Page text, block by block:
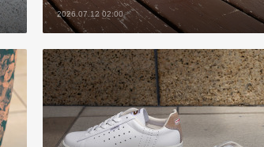
2026.07.12 02:00